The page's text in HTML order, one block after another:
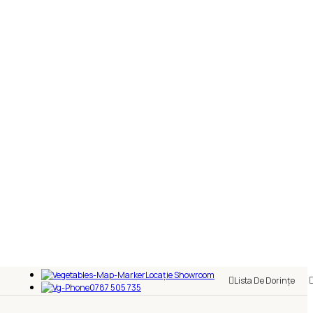
Locație Showroom
0787 505 735
Lista De Dorințe